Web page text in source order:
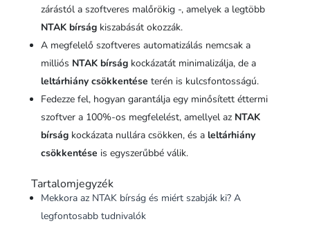
zárástól a szoftveres malőrökig -, amelyek a legtöbb
NTAK bírságkiszabását okozzák.
A megfelelő szoftveres automatizálás nemcsak a
milliós NTAK bírságkockázatát minimalizálja, de a
leltárhiány csökkentése terén is kulcsfontosságú.
Fedezze fel, hogyan garantálja egy minősített éttermi
szoftver a 100%-os megfelelést, amellyel az NTAK
bírságkockázata nullára csökken, és a leltárhiány
csökkentése is egyszerűbbé válik.
Tartalomjegyzék
Mekkora az NTAK bírság és miért szabják ki? A
legfontosabb tudnivalók